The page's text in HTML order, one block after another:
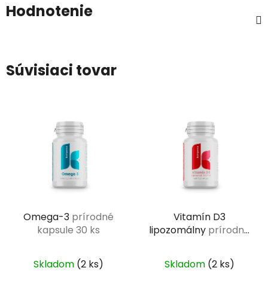
Hodnotenie
Súvisiaci tovar
Omega-3 prírodné
kapsule 30 ks
Skladom (2 ks)
Vitamín D3
lipozomálny prírodné
Skladom (2 ks)